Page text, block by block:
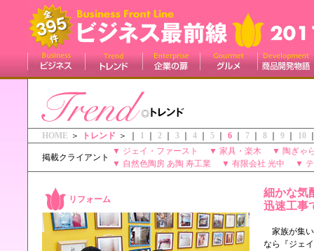
HOME ＞ トレンド ＞ ｜ 1 2 3 4 5 6 7 8 9 10
掲載クライアント
▼ ジェイ・ファースト ▼ 家具・楽木 ▼ 陶ぎゃ
▼ 自然色陶房 あ陶 寿工業 ▼ 有限会社 光中 ▼
リフォーム
細かな気
迅速工事
家族が集い
なら『ジェ